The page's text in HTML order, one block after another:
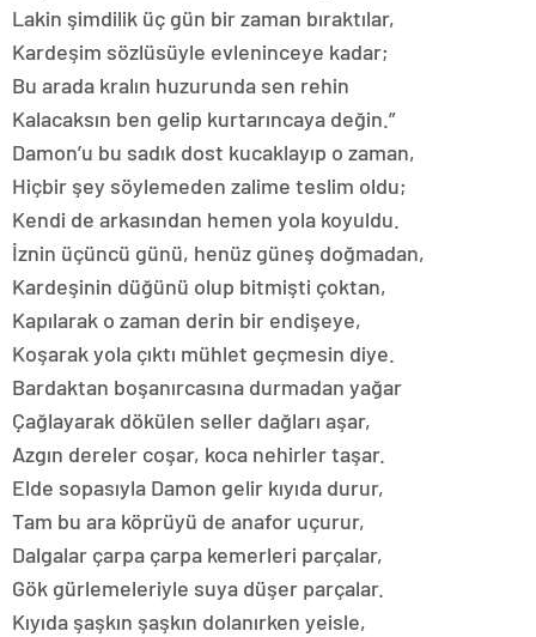
Lakin şimdilik üç gün bir zaman bıraktılar,
Kardeşim sözlüsüyle evleninceye kadar;
Bu arada kralın huzurunda sen rehin
Kalacaksın ben gelip kurtarıncaya değin.”
Damon’u bu sadık dost kucaklayıp o zaman,
Hiçbir şey söylemeden zalime teslim oldu;
Kendi de arkasından hemen yola koyuldu.
İznin üçüncü günü, henüz güneş doğmadan,
Kardeşinin düğünü olup bitmişti çoktan,
Kapılarak o zaman derin bir endişeye,
Koşarak yola çıktı mühlet geçmesin diye.
Bardaktan boşanırcasına durmadan yağar
Çağlayarak dökülen seller dağları aşar,
Azgın dereler coşar, koca nehirler taşar.
Elde sopasıyla Damon gelir kıyıda durur,
Tam bu ara köprüyü de anafor uçurur,
Dalgalar çarpa çarpa kemerleri parçalar,
Gök gürlemeleriyle suya düşer parçalar.
Kıyıda şaşkın şaşkın dolanırken yeisle,